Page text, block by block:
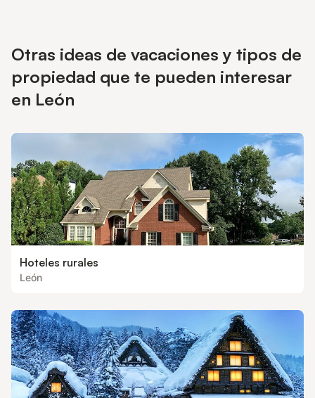
Otras ideas de vacaciones y tipos de
propiedad que te pueden interesar
en León
Hoteles rurales
León